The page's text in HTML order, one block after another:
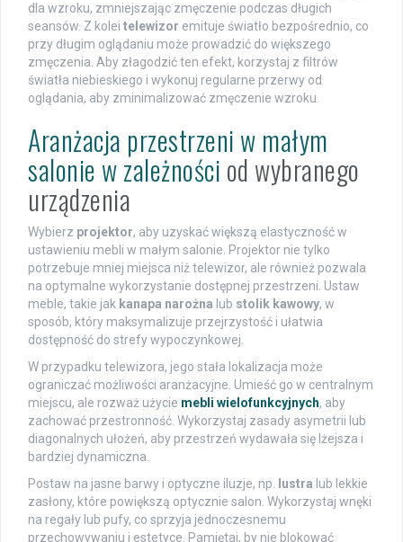
dla wzroku, zmniejszając zmęczenie podczas długich
seansów. Z kolei telewizor emituje światło bezpośrednio, co
przy długim oglądaniu może prowadzić do większego
zmęczenia. Aby złagodzić ten efekt, korzystaj z filtrów
światła niebieskiego i wykonuj regularne przerwy od
oglądania, aby zminimalizować zmęczenie wzroku.
Aranżacja przestrzeni w małym
salonie w zależności od wybranego
urządzenia
Wybierz projektor, aby uzyskać większą elastyczność w
ustawieniu mebli w małym salonie. Projektor nie tylko
potrzebuje mniej miejsca niż telewizor, ale również pozwala
na optymalne wykorzystanie dostępnej przestrzeni. Ustaw
meble, takie jak kanapa narożna lub stolik kawowy, w
sposób, który maksymalizuje przejrzystość i ułatwia
dostępność do strefy wypoczynkowej.
W przypadku telewizora, jego stała lokalizacja może
ograniczać możliwości aranżacyjne. Umieść go w centralnym
miejscu, ale rozważ użycie mebli wielofunkcyjnych, aby
zachować przestronność. Wykorzystaj zasady asymetrii lub
diagonalnych ułożeń, aby przestrzeń wydawała się lżejsza i
bardziej dynamiczna.
Postaw na jasne barwy i optyczne iluzje, np.
lustra lub lekkie
zasłony, które powiększą optycznie salon. Wykorzystaj wnęki
na regały lub pufy, co sprzyja jednoczesnemu
przechowywaniu i estetyce. Pamiętaj, by nie blokować